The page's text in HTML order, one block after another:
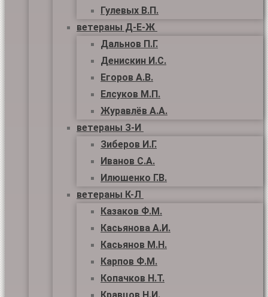
Гулевых В.П.
ветераны Д-Е-Ж
Дальнов П.Г.
Денискин И.С.
Егоров А.В.
Елсуков М.П.
Журавлёв А.А.
ветераны З-И
Зиберов И.Г.
Иванов С.А.
Илюшенко Г.В.
ветераны К-Л
Казаков Ф.М.
Касьянова А.И.
Касьянов М.Н.
Карпов Ф.М.
Копачков Н.Т.